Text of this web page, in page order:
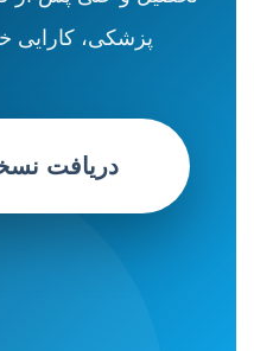
پزشکی، کارایی
دریافت